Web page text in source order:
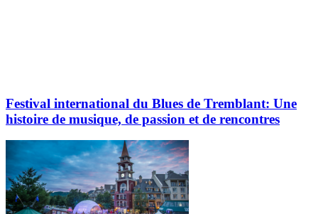
Festival international du Blues de Tremblant: Une
histoire de musique, de passion et de rencontres